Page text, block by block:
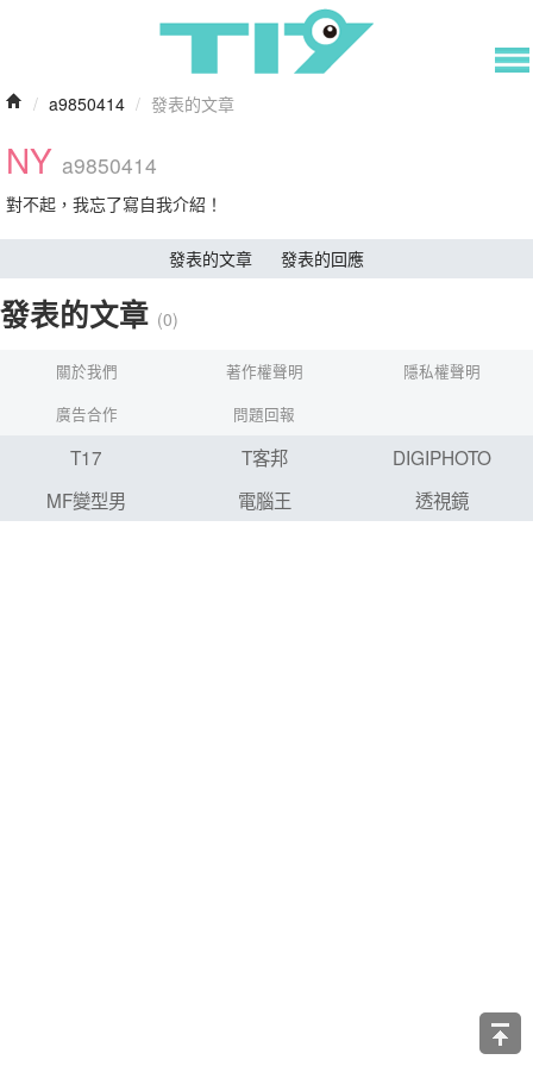
/ a9850414 / 發表的文章
NY a9850414
對不起，我忘了寫自我介紹！
發表的文章 發表的回應
發表的文章 (0)
關於我們 著作權聲明
隱私權聲明
廣告合作
問題回報
T17 T客邦
DIGIPHOTO
MF變型男
電腦王 透視鏡